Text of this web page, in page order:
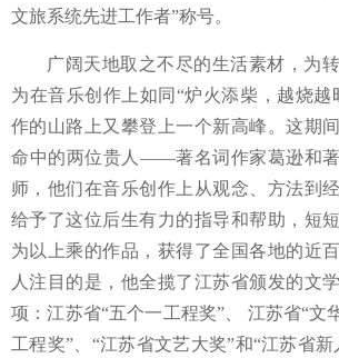
文旅系统先进工作者”称号。
广阔天地取之不尽的生活素材，为
为在音乐创作上如同 “炉火添柴，越烧越
作的山路上又攀登上一个新高峰。这期
命中的两位贵人——著名词作家葛逊和
师，他们在音乐创作上从观念、方法到
给予了这位后生有力的指导和帮助，短
为以上乘的作品，获得了全国各地的近
人注目的是，他全揽了江苏省颁发的文
项：江苏省“五个一工程奖”、 江苏省“文
工程奖”、 “江苏省文艺大奖”和“江苏省新